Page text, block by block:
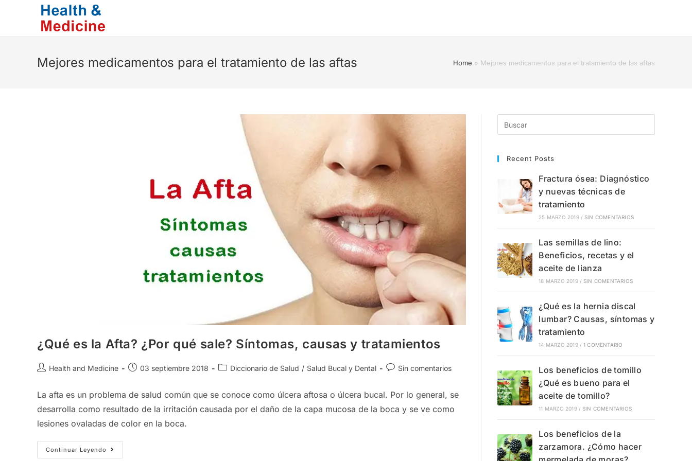
Mejores medicamentos para el tratamiento de las aftas Home » Mejores medicamentos para el tratamiento de las aftas
¿Qué es la Afta? ¿Por qué sale? Síntomas, causas y tratamientos
Autor
entrada:
Health and Medicine
Publicación
entrada:
03 septiembre 2018
Categoría
entrada:
Diccionario de Salud / Salud Bucal y Dental
Comentarios
entrada:
Sin comentarios
La afta es un problema de salud común que se conoce como úlcera aftosa o úlcera bucal. Por lo general, se
desarrolla como resultado de la irritación causada por el daño de la capa mucosa de la boca y se ve como
lesiones ovaladas de color en la boca.
Continuar Leyendo
¿Qué
Es
Recent Posts
Fractura ósea: Diagnóstico
y nuevas técnicas de
tratamiento
25 MARZO 2019 / SIN COMENTARIOS
Las semillas de lino:
Beneficios, recetas y el
aceite de lianza
18 MARZO 2019 / SIN COMENTARIOS
¿Qué es la hernia discal
lumbar? Causas, síntomas y
tratamiento
14 MARZO 2019 / 1 COMENTARIO
Los beneficios de tomillo
¿Qué es bueno para el
aceite de tomillo?
11 MARZO 2019 / SIN COMENTARIOS
Los beneficios de la
zarzamora. ¿Cómo hacer